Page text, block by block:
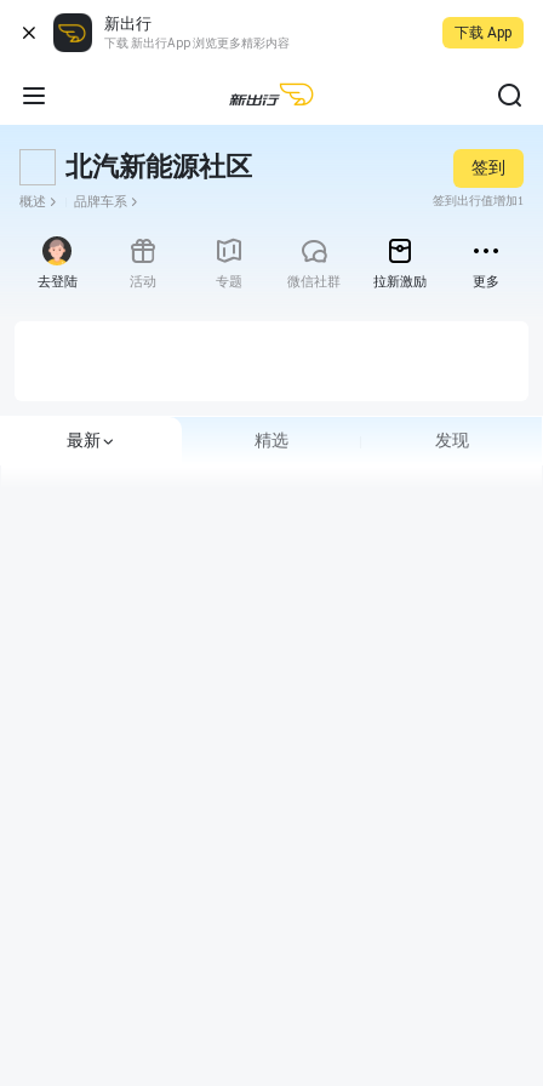
新出行
下载 新出行App 浏览更多精彩内容
下载 App
北汽新能源社区
概述 品牌车系
签到
签到出行值增加1
去登陆 活动 专题 微信社群 拉新激励 更多
最新 精选 发现